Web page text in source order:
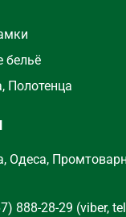
бельё
Полотенца
Одеса,
888-28-29 (viber,